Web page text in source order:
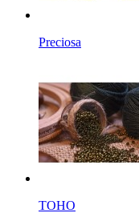
Preciosa
TOHO